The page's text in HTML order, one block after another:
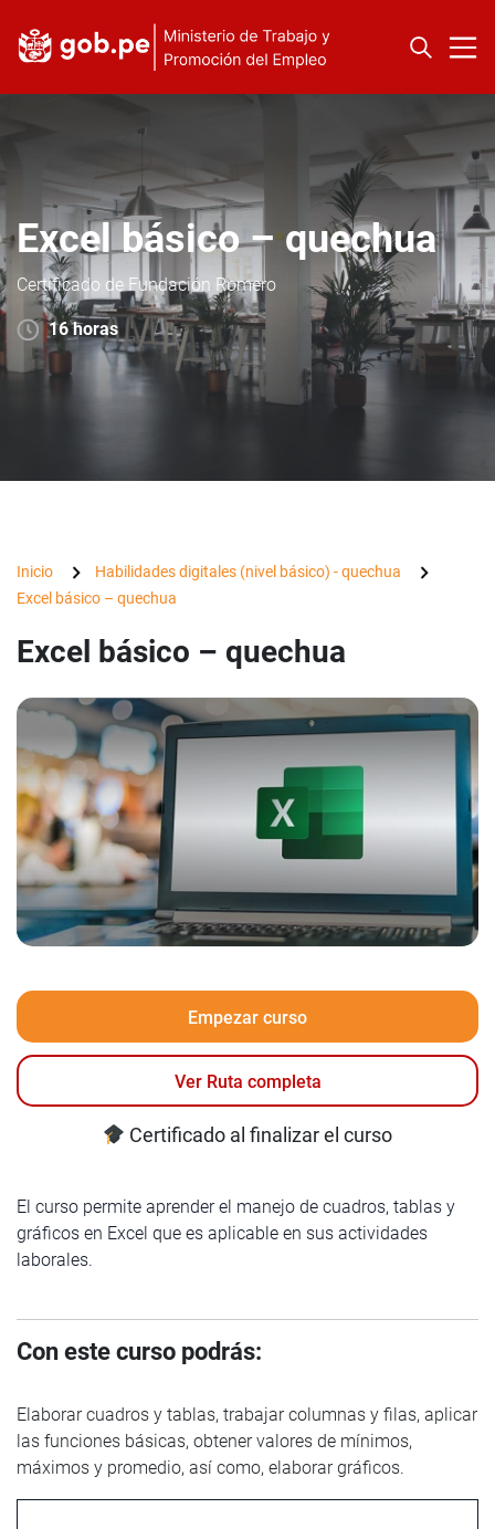
Excel básico – quechua
Certificado de Fundación Romero
16 horas
Inicio
Habilidades digitales (nivel básico) - quechua
Excel básico – quechua
Excel básico – quechua
Empezar curso
Ver Ruta completa
Certificado al finalizar el curso
El curso permite aprender el manejo de cuadros, tablas y
gráficos en Excel que es aplicable en sus actividades
laborales.
Con este curso podrás:
Elaborar cuadros y tablas, trabajar columnas y filas, aplicar
las funciones básicas, obtener valores de mínimos,
máximos y promedio, así como, elaborar gráficos.